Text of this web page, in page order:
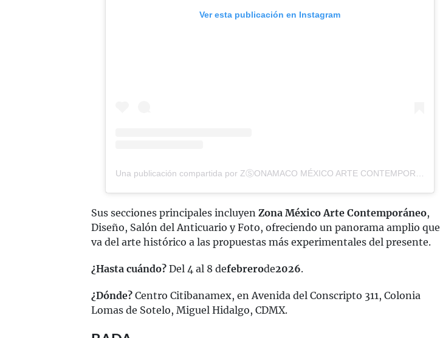
Ver esta publicación en Instagram
Sus secciones principales incluyen Zona México Arte Contemporáneo,
Diseño, Salón del Anticuario y Foto, ofreciendo un panorama amplio que
va del arte histórico a las propuestas más experimentales del presente.
¿Hasta cuándo? Del 4 al 8 defebrerode2026.
¿Dónde? Centro Citibanamex, en Avenida del Conscripto 311, Colonia
Lomas de Sotelo, Miguel Hidalgo, CDMX.